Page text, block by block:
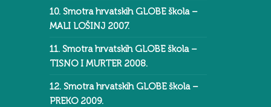
10. Smotra hrvatskih GLOBE škola –
MALI LOŠINJ 2007.
11. Smotra hrvatskih GLOBE škola –
TISNO I MURTER 2008.
12. Smotra hrvatskih GLOBE škola –
PREKO 2009.